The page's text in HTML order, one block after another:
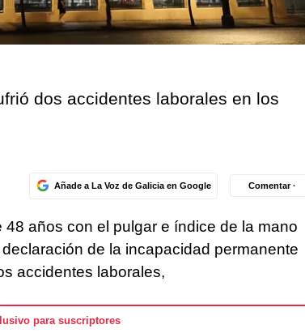
dos accidentes laborales en los
Añade a La Voz de Galicia en Google Comentar ·
años con el pulgar e índice de la mano
de la incapacidad permanente
accidentes laborales,
para suscriptores